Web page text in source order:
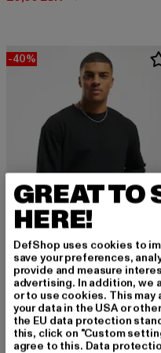
-40%
URBAN CLASSICS
Boxy Heavy
17,99 EUR
Derzeitiger Preis: 17,99 EUR
29,99 EUR
GREAT TO
HERE!
DefShop uses cookies to
save your preferences,
provide and measure
advertising. In addition, we
or to use cookies. This
your data in the USA or
the EU data protection
this, click on "Custom
agree to this. Data